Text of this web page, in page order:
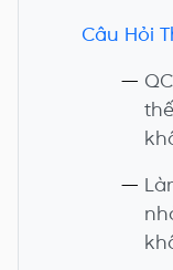
Câu Hỏi
thế